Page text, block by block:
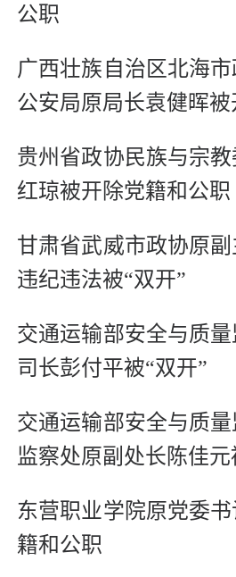
公职
广西壮族自治区北海市
公安局原局长袁健晖
贵州省政协民族与宗
红琼被开除党籍和公职
甘肃省武威市政协原
违纪违法被“双开”
交通运输部安全与质
司长彭付平被“双开”
交通运输部安全与质
监察处原副处长陈佳元
东营职业学院原党委
籍和公职